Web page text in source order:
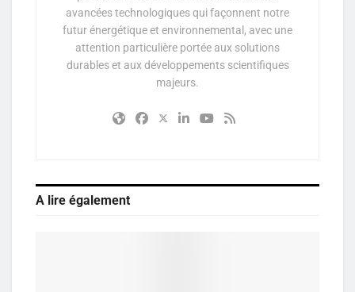
avancées technologiques qui façonnent notre
futur énergétique et environnemental, avec une
attention particulière portée aux solutions
durables et aux développements scientifiques
majeurs.
A lire également